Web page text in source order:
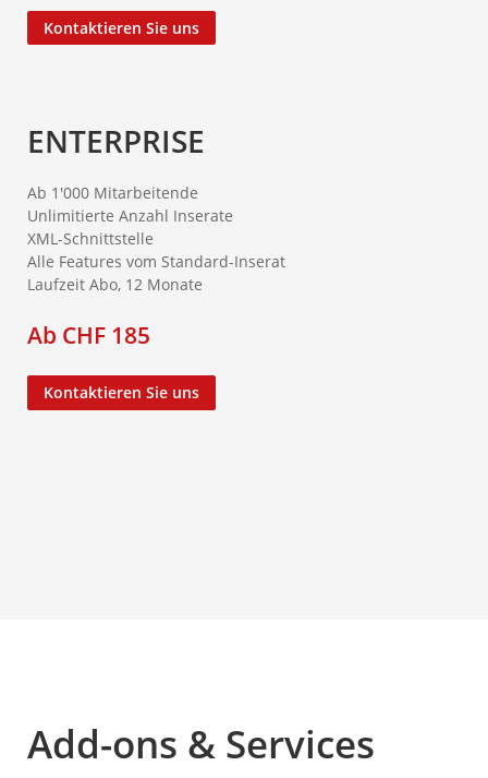
Kontaktieren Sie uns
ENTERPRISE
Ab 1'000 Mitarbeitende
Unlimitierte Anzahl Inserate
XML-Schnittstelle
Alle Features vom Standard-Inserat
Laufzeit Abo, 12 Monate
Ab CHF 185
Kontaktieren Sie uns
Add-ons & Services